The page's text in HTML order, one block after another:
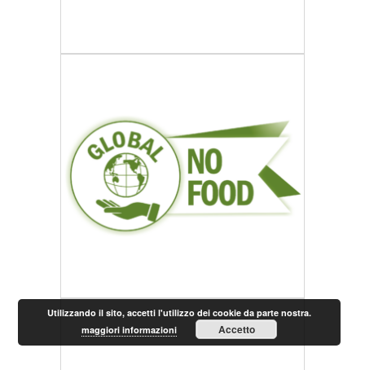
Utilizzando il sito, accetti l'utilizzo dei cookie da parte nostra.
maggiori informazioni
Accetto